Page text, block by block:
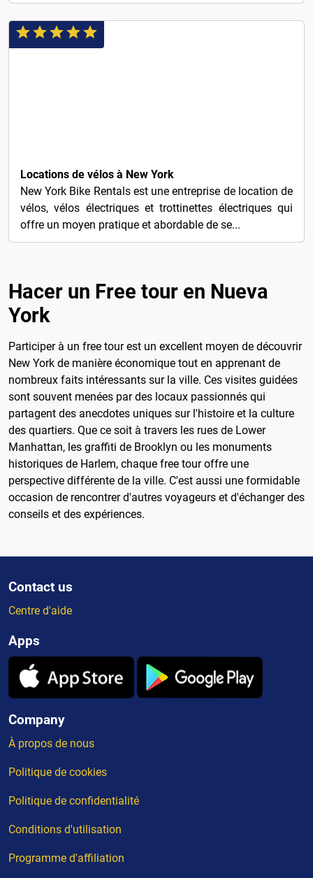
Locations de vélos à New York
New York Bike Rentals est une entreprise de location de
vélos, vélos électriques et trottinettes électriques qui
offre un moyen pratique et abordable de se...
Hacer un Free tour en Nueva
York
Participer à un free tour est un excellent moyen de découvrir
New York de manière économique tout en apprenant de
nombreux faits intéressants sur la ville. Ces visites guidées
sont souvent menées par des locaux passionnés qui
partagent des anecdotes uniques sur l'histoire et la culture
des quartiers. Que ce soit à travers les rues de Lower
Manhattan, les graffiti de Brooklyn ou les monuments
historiques de Harlem, chaque free tour offre une
perspective différente de la ville. C'est aussi une formidable
occasion de rencontrer d'autres voyageurs et d'échanger des
conseils et des expériences.
Contact us
Centre d'aide
Apps
Company
À propos de nous
Politique de cookies
Politique de confidentialité
Conditions d'utilisation
Programme d'affiliation